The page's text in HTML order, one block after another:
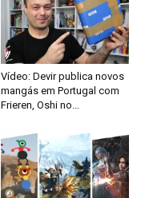
Vídeo: Devir publica novos
mangás em Portugal com
Frieren, Oshi no...